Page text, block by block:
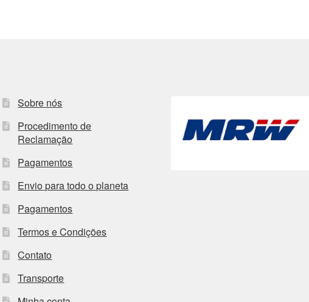
Sobre nós
Procedimento de
Reclamação
Pagamentos
Envio para todo o planeta
Pagamentos
Termos e Condições
Contato
Transporte